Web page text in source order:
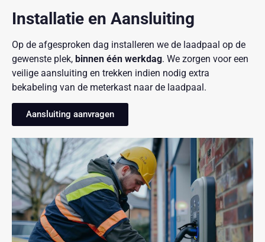
Installatie en Aansluiting
Op de afgesproken dag installeren we de laadpaal op de
gewenste plek, binnen één werkdag. We zorgen voor een
veilige aansluiting en trekken indien nodig extra
bekabeling van de meterkast naar de laadpaal.
Aansluiting aanvragen